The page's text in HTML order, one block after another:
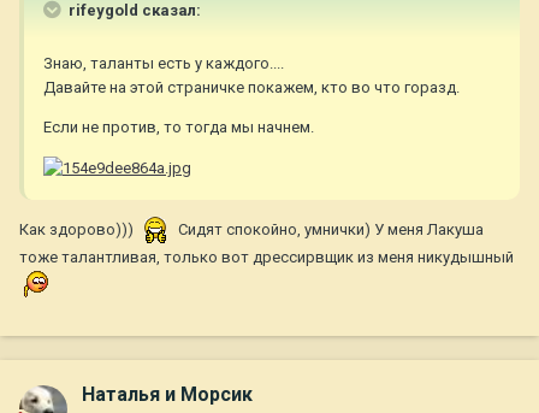
rifeygold сказал:
Знаю, таланты есть у каждого....
Давайте на этой страничке покажем, кто во что горазд.
Если не против, то тогда мы начнем.
Как здорово)))
Сидят спокойно, умнички) У меня Лакуша
тоже талантливая, только вот дрессирвщик из меня никудышный
Наталья и Морсик